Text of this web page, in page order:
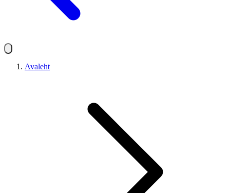
Avaleht